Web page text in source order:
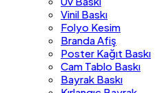
Vinil Baskı
Folyo Kesim
Branda Afiş
Poster Kağıt Baskı
Cam Tablo Baskı
Bayrak Baskı